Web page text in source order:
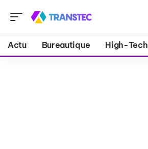
Actu Bureautique High-Tech